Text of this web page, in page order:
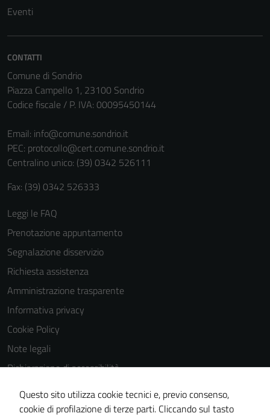
Eventi
CONTATTI
Comune di Sondrio
Piazza Campello 1, 23100 Sondrio
Codice fiscale / P. IVA: 00095450144
Email: info@comune.sondrio.it
PEC: protocollo@cert.comune.sondrio.it
Centralino unico: (39) 0342 526111
Fax: (39) 0342 526333
Leggi le FAQ
Prenotazione appuntamento
Segnalazione disservizio
Richiesta assistenza
Amministrazione trasparente
Informativa privacy
Cookie Policy
Note legali
Dichiarazione di accessibilità
Dichiarazione di accessibilità Servizi
Whistleblowing
Questo sito utilizza cookie tecnici e, previo consenso,
cookie di profilazione di terze parti. Cliccando sul tasto
Questi cookie
sono necessari